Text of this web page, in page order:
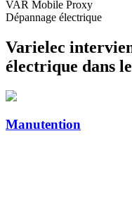
VAR Mobile Proxy
Dépannage électrique
Varielec
électrique dans
Manutention